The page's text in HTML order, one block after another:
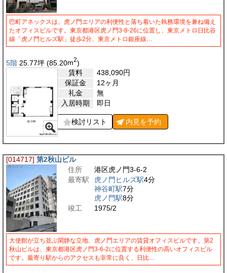
巴町アネックスは、虎ノ門エリアの利便性と落ち着いた執務環境を兼ね備え
たオフィスビルです。東京都港区虎ノ門3-8-26に位置し、東京メトロ日比谷
線「虎ノ門ヒルズ駅」徒歩2分、東京メトロ銀座線…
5階 25.77坪 (85.20m2)
賃料
438,090円
保証金
12ヶ月
礼金
無
入居時期
即日
検討リスト 内見を予約
[014717] 第2秋山ビル
住所
港区虎ノ門3-6-2
最寄駅
虎ノ門ヒルズ駅4分
神谷町駅7分
虎ノ門駅8分
竣工
1975/2
大使館が立ち並ぶ閑静な立地、虎ノ門エリアの賃貸オフィスビルです。第2
秋山ビルは、東京都港区虎ノ門3-6-2に位置する利便性の高いオフィスビル
です。最寄り駅からのアクセスも非常に良く、日比…